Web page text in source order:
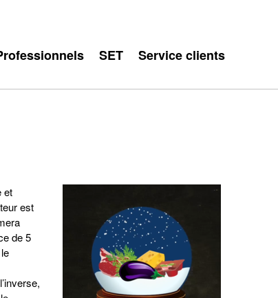
SET Service clients
et
est
de 5